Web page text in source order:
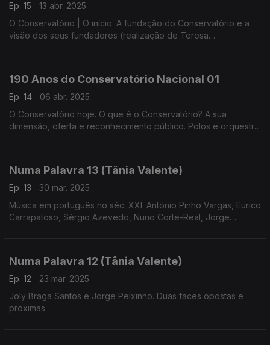
Ep. 15
13 abr. 2025
O Conservatório | O início. A fundação do Conservatório e a
visão dos seus fundadores (realização de Teresa
190 Anos do Conservatório Nacional 01
Ep. 14
06 abr. 2025
O Conservatório hoje. O que é o Conservatório? A sua
dimensão, oferta e reconhecimento público. Polos e orquestra
Numa Palavra 13 (Tânia Valente)
Ep. 13
30 mar. 2025
Música em português no séc. XXI. António Pinho Vargas, Eurico
Carrapatoso, Sérgio Azevedo, Nuno Corte-Real, Jorge
Numa Palavra 12 (Tânia Valente)
Ep. 12
23 mar. 2025
Joly Braga Santos e Jorge Peixinho. Duas faces opostas e
próximas